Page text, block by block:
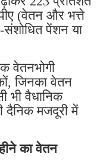
(वेतन और भत्ते
पेंशन या
वेतनभोगी
जिनका वेतन
भी वैधानिक
दैनिक मजदूरी में
का वेतन